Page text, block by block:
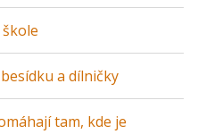
a dílničky
tam, kde je